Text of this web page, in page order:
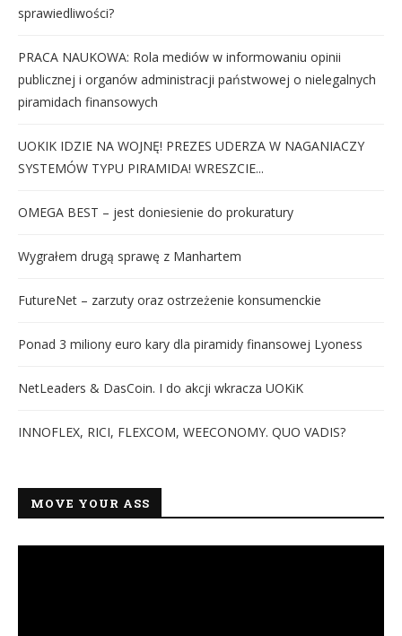
sprawiedliwości?
PRACA NAUKOWA: Rola mediów w informowaniu opinii
publicznej i organów administracji państwowej o nielegalnych
piramidach finansowych
UOKIK IDZIE NA WOJNĘ! PREZES UDERZA W NAGANIACZY
SYSTEMÓW TYPU PIRAMIDA! WRESZCIE...
OMEGA BEST – jest doniesienie do prokuratury
Wygrałem drugą sprawę z Manhartem
FutureNet – zarzuty oraz ostrzeżenie konsumenckie
Ponad 3 miliony euro kary dla piramidy finansowej Lyoness
NetLeaders & DasCoin. I do akcji wkracza UOKiK
INNOFLEX, RICI, FLEXCOM, WEECONOMY. QUO VADIS?
MOVE YOUR ASS